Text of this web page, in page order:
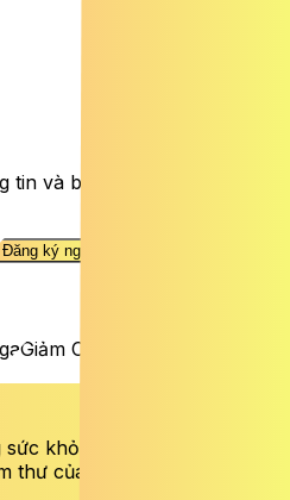
và bài viết sức khỏe
Đăng ký ngay
Giảm Cân
khỏe và bài viết mới nhất
thư của bạn mỗi tuần.